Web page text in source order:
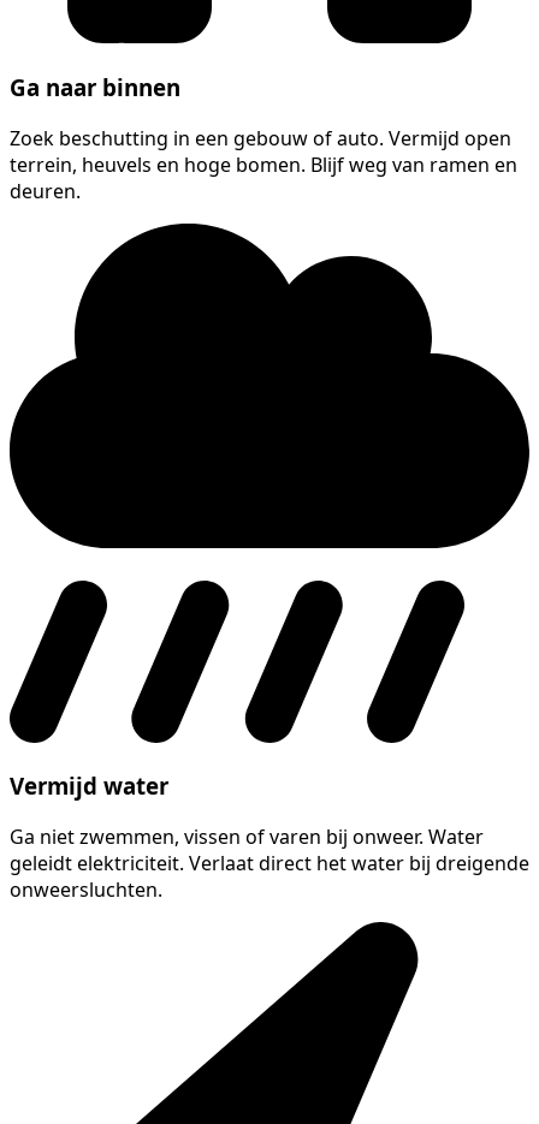
Ga naar binnen
Zoek beschutting in een gebouw of auto. Vermijd open
terrein, heuvels en hoge bomen. Blijf weg van ramen en
deuren.
Vermijd water
Ga niet zwemmen, vissen of varen bij onweer. Water
geleidt elektriciteit. Verlaat direct het water bij dreigende
onweersluchten.